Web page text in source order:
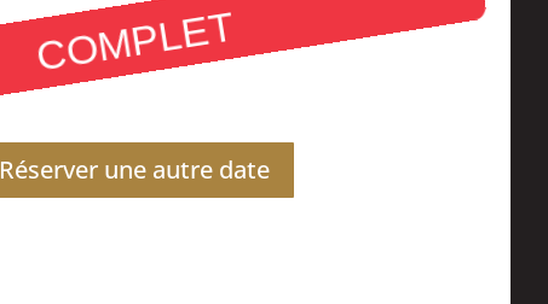
COMPLET
Réserver une autre date